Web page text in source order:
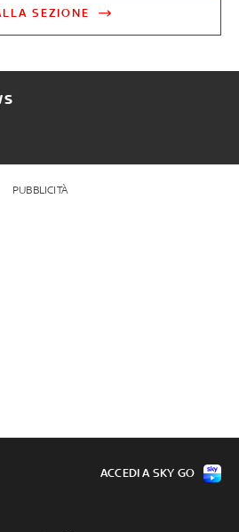
SEZIONE
PUBBLICITÀ
ACCEDI A SKY GO